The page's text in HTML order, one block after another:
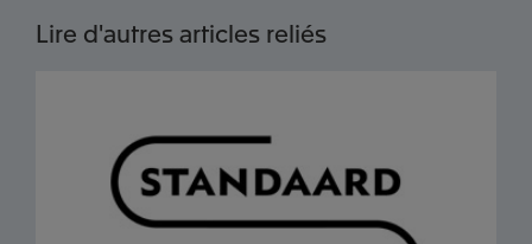
Lire d'autres articles reliés